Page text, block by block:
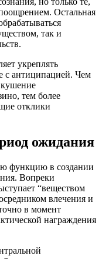
Остальная
так и
укреплять
с антиципацией. Чем
тем более
отклики
ожидания
функцию в создании
Вопреки
“веществом
влечения и
в момент
награждения